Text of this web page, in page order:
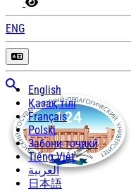
ENG
English
Қазақ тілі
Français
Polski
Забони тоҷикӣ
Tiếng Việt
العربية
日本語